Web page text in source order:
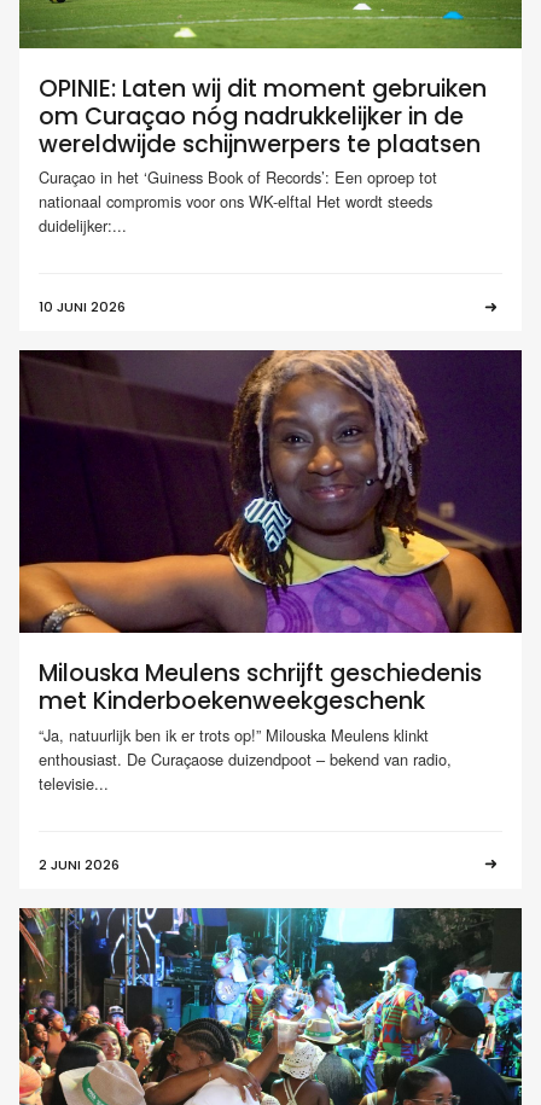
OPINIE: Laten wij dit moment gebruiken
om Curaçao nóg nadrukkelijker in de
wereldwijde schijnwerpers te plaatsen
Curaçao in het ‘Guiness Book of Records’: Een oproep tot
nationaal compromis voor ons WK-elftal Het wordt steeds
duidelijker:...
10 JUNI 2026
Milouska Meulens schrijft geschiedenis
met Kinderboekenweekgeschenk
“Ja, natuurlijk ben ik er trots op!” Milouska Meulens klinkt
enthousiast. De Curaçaose duizendpoot – bekend van radio,
televisie...
2 JUNI 2026